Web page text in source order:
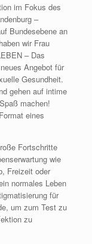
im Fokus des
–
Bundesebene an
wir Frau
– Das
Angebot für
Gesundheit.
gehen auf intime
machen!
eines
Fortschritte
wie
Freizeit oder
normales Leben
für
um zum Test zu
zu